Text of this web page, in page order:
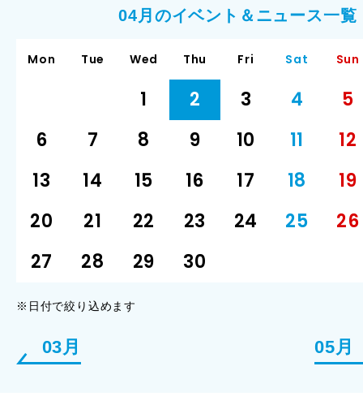
03月
04月のイベント＆ニュース一
Mon Tue Wed Thu Fri Sat Sun
1 2 3 4
5
6
7 8 9 10 11
12
13
14 15 16 17 18
19
20
21 22 23 24 25
26
27
28 29 30
※日付で絞り込めます
05月